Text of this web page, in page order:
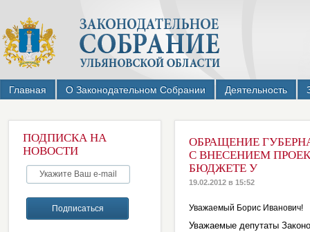
Главная О Законодательном Собрании Деятельность
ПОДПИСКА НА
НОВОСТИ
ОБРАЩЕНИЕ
С ВНЕСЕНИЕМ
БЮДЖЕТЕ У
19.02.2012 в 15:52
Уважаемый Борис Иванович!
Уважаемые депутаты